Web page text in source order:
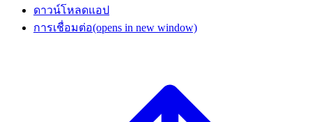
ดาวน์โหลดแอป
การเชื่อมต่อ(opens in new window)